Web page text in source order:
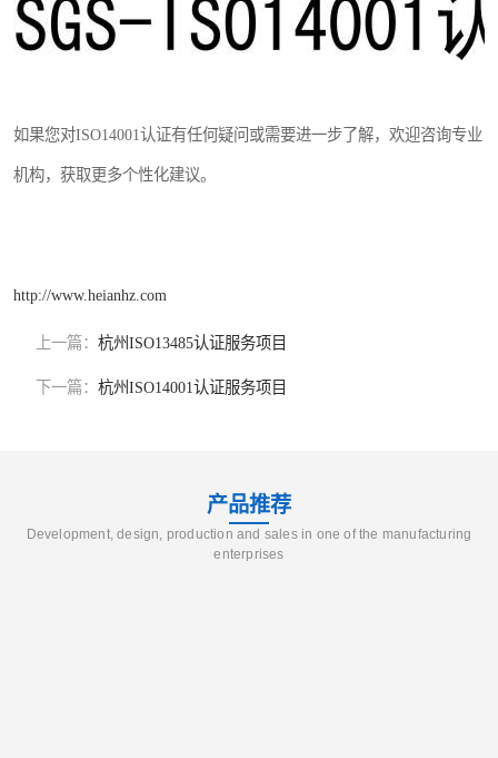
如果您对ISO14001认证有任何疑问或需要进一步了解，欢迎咨询专业
机构，获取更多个性化建议。
http://www.heianhz.com
上一篇： 杭州ISO13485认证服务项目
下一篇： 杭州ISO14001认证服务项目
产品推荐
Development, design, production and sales in one of the manufacturing
enterprises